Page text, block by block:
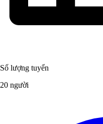
Số lượng tuyển
20 người